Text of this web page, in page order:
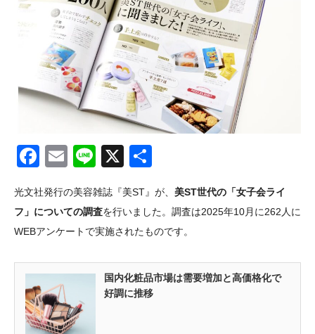
Facebook
EmailLine
X
光文社発行の美容雑誌『美ST』が、 美ST世代の「女子会ライ
フ」についての調査を行いました。調査は2025年10月に262人に
WEBアンケートで実施されたものです。
国内化粧品市場は需要増加と高価格化で
好調に推移